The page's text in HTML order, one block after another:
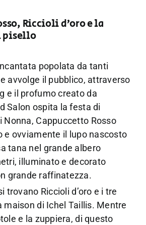
Riccioli d’oro e la
pisello
popolata da tanti
avvolge il pubblico, attraverso
e il profumo creato da
Salon ospita la festa di
Nonna, Cappuccetto Rosso
e ovviamente il lupo nascosto
tana nel grande albero
illuminato e decorato
grande raffinatezza.
trovano Riccioli d’oro e i tre
maison di Ichel Taillis. Mentre
e la zuppiera, di questo